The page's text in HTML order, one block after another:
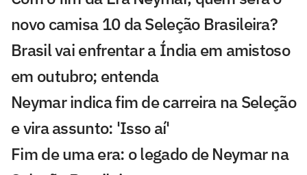
novo camisa 10 da Seleção Brasileira?
Brasil vai enfrentar a Índia em amistoso
em outubro; entenda
Neymar indica fim de carreira na Seleção
e vira assunto: 'Isso aí'
Fim de uma era: o legado de Neymar na